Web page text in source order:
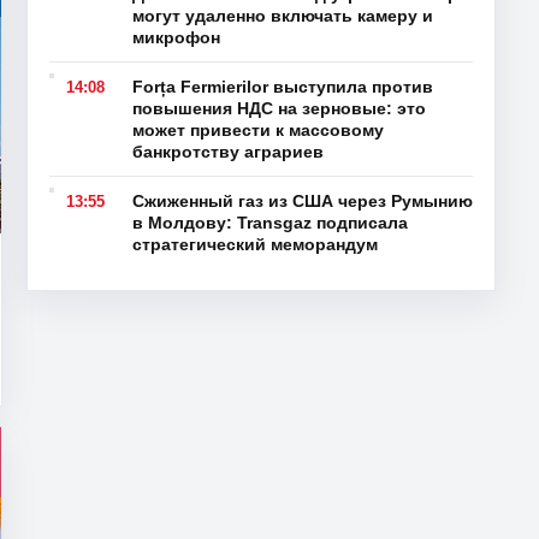
могут удаленно включать камеру и
микрофон
14:08
Forța Fermierilor выступила против
повышения НДС на зерновые: это
может привести к массовому
банкротству аграриев
13:55
Сжиженный газ из США через Румынию
в Молдову: Transgaz подписала
стратегический меморандум